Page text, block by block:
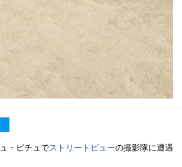
・ピチュでストリートビューの撮影隊に遭遇